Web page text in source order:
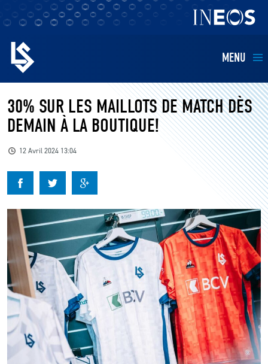
MENU
EQUIPES
BILLETTERIE
KIDS
BUSINESS
RESTAURATION
CLUB
CONTACT
30% SUR LES MAILLOTS DE MATCH DÈS
DEMAIN À LA BOUTIQUE!
12 Avril 2024 13:04